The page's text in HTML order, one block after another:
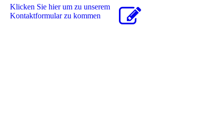
Klicken Sie hier um zu unserem
Kon­takt­for­mu­lar zu kommen